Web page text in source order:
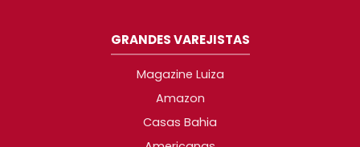
GRANDES VAREJISTAS
Magazine Luiza
Amazon
Casas Bahia